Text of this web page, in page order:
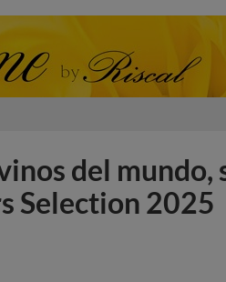
del mundo,
Selection 2025